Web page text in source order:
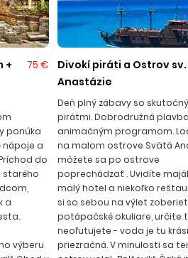
od Burgasu. Založili
zo starovekej Appollónie
jazera. Pomorie je známe
a lúhom z dna jazera,
na Balkánskom polostrove
morskej vody. Pláže majú jemný
s deťmi a pozvoľný vstup do
zábavy – kolotoče pre deti,
korčúľ, motocyklov,
do Pomoria trvá cca 30 minút.
+
75 €
ponúka
nápoje a
do
starého
a
výberu
Divokí piráti a Ostrov sv.
Anastázie
Deň plný zábavy so
pirátmi. Dobrodružná
animačným programom.
na malom ostrove Svätá
môžete sa po ostrove
poprechádzať . Uvidíte
malý hotel a niekoľko
si so sebou na výlet
potápačské okuliare, určite
neoľutujete - voda je tu
priezračná. V minulosti sa